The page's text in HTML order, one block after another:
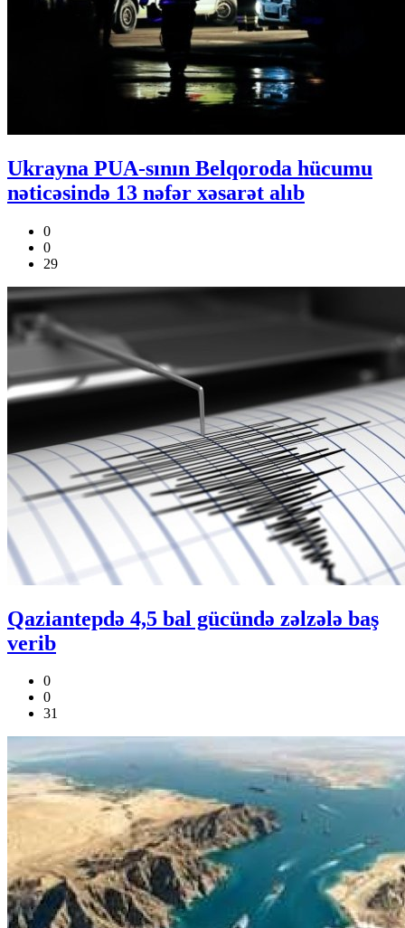
Ukrayna PUA-sının Belqoroda hücumu
nəticəsində 13 nəfər xəsarət alıb
0
0
29
Qaziantepdə 4,5 bal gücündə zəlzələ baş
verib
0
0
31